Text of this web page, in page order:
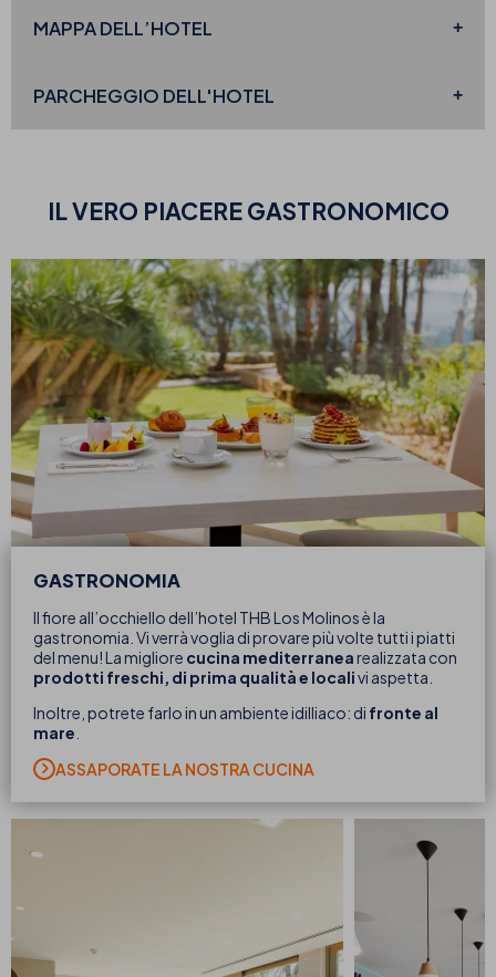
MAPPADELL’HOTEL
PARCHEGGIO DELL'HOTEL
IL VERO PIACERE GASTRONOMICO
GASTRONOMIA
Il fiore all’occhiello dell’hotel THB Los Molinos è la
gastronomia. Vi verrà voglia di provare più volte tutti i piatti
del menu! La migliore cucina mediterranearealizzata con
prodotti freschi, di prima qualità e localivi aspetta.
Inoltre, potrete farlo in un ambiente idilliaco: di fronte al
mare
ASSAPORATE LA NOSTRA CUCINA